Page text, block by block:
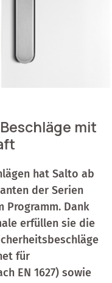
mit
hat Salto ab
der Serien
Programm. Dank
erfüllen sie die
für
EN 1627) sowie